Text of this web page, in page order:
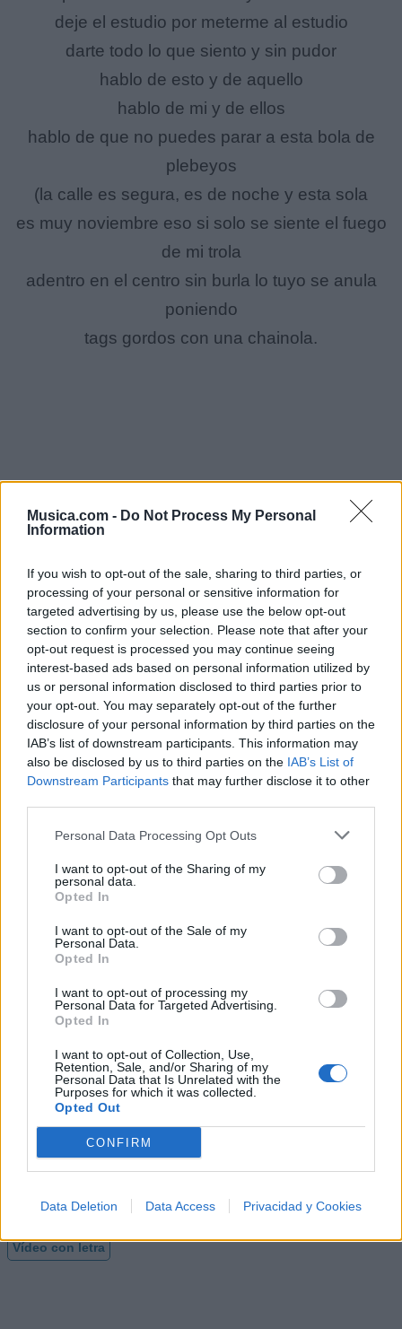
Musica.com - Do Not Process My Personal
Information
If you wish to opt-out of the sale, sharing to third parties, or
processing of your personal or sensitive information for
targeted advertising by us, please use the below opt-out
section to confirm your selection. Please note that after your
opt-out request is processed you may continue seeing
interest-based ads based on personal information utilized by
us or personal information disclosed to third parties prior to
your opt-out. You may separately opt-out of the further
disclosure of your personal information by third parties on the
IAB’s list of downstream participants. This information may
also be disclosed by us to third parties on the IAB’s List of
Downstream Participants that may further disclose it to other
Personal Data Processing Opt Outs
I want to opt-out of the Sharing of my
personal data.
Opted In
I want to opt-out of the Sale of my
Personal Data.
Opted In
I want to opt-out of processing my
Personal Data for Targeted Advertising.
Opted In
I want to opt-out of Collection, Use,
Retention, Sale, and/or Sharing of my
Personal Data that Is Unrelated with the
Purposes for which it was collected.
Opted Out
CONFIRM
Data Deletion Data Access Privacidad y Cookies
deje el estudio por meterme al estudio
darte todo lo que siento y sin pudor
hablo de esto y de aquello
hablo de mi y de ellos
hablo de que no puedes parar a esta bola de
plebeyos
(la calle es segura, es de noche y esta sola
es muy noviembre eso si solo se siente el fuego
de mi trola
adentro en el centro sin burla lo tuyo se anula
poniendo
tags gordos con una chainola.
(lico)
seguir en el mismo camino
comenzó la fiesta de los b-boys
RANGO BAJO estamos mas vivos
somos los monstruos de la sociedad
no voy en busca de la p*** fama
de mi árbol no me vengas a contar falsos
jajaja estamos felices conozco mis raíces
conocerás nuestro veneno
ya esta marcado el terreno
no podrás marcar a estos leones
Vídeo con letra